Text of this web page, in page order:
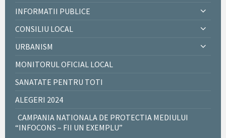
INFORMATII PUBLICE
CONSILIU LOCAL
URBANISM
MONITORUL OFICIAL LOCAL
SANATATE PENTRU TOTI
ALEGERI 2024
CAMPANIA NATIONALA DE PROTECTIA MEDIULUI
“INFOCONS – FII UN EXEMPLU”